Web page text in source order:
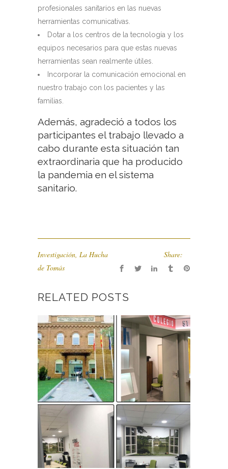
profesionales sanitarios en las nuevas
herramientas comunicativas.
Dotar a los centros de la tecnología y los
equipos necesarios para que estas nuevas
herramientas sean realmente útiles.
Incorporar la comunicación emocional en
nuestro trabajo con los pacientes y las
familias.
Además, agradeció a todos los
participantes el trabajo llevado a
cabo durante esta situación tan
extraordinaria que ha producido
la pandemia en el sistema
sanitario.
Investigación, La Hucha
de Tomás
Share:
RELATED POSTS